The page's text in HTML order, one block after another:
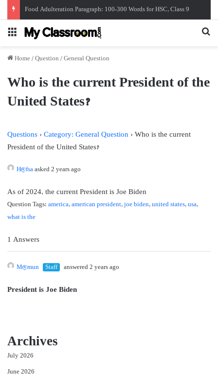
Food Adulteration Paragraph: 100-300 Words for HSC, Class 9
Menu
Home / Question / General Question
Who is the current President of the
United States?
Questions › Category: General Question › Who is the current
President of the United States?
H@fsa asked 2 years ago
As of 2024, the current President is Joe Biden
Question Tags: america, american president, joe biden, united states, usa,
what is the
1 Answers
M@mun Staff answered 2 years ago
President is Joe Biden
Archives
July 2026
June 2026